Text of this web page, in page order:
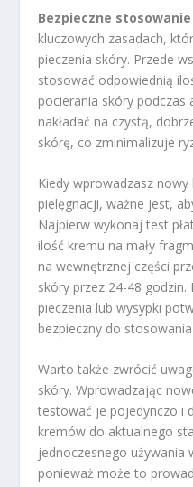
Bezpieczne stosowanie
kluczowych zasadach,
pieczenia skóry. Przede
stosować odpowiednią
pocierania skóry podczas
nakładać na czystą,
skórę, co zminimalizuje
Kiedy wprowadzasz
pielęgnacji, ważne jest,
Najpierw wykonaj test
ilość kremu na mały
na wewnętrznej części
skóry przez 24-48 godzin.
pieczenia lub wysypki
bezpieczny do
Warto także zwrócić
skóry. Wprowadzając
testować je pojedynczo i
kremów do aktualnego
jednoczesnego używania
ponieważ może to